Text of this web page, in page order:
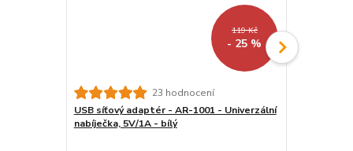
119 Kč
- 25 %
23 hodnocení
USB síťový adaptér - AR-1001 - Univerzální
nabíječka, 5V/1A - bílý